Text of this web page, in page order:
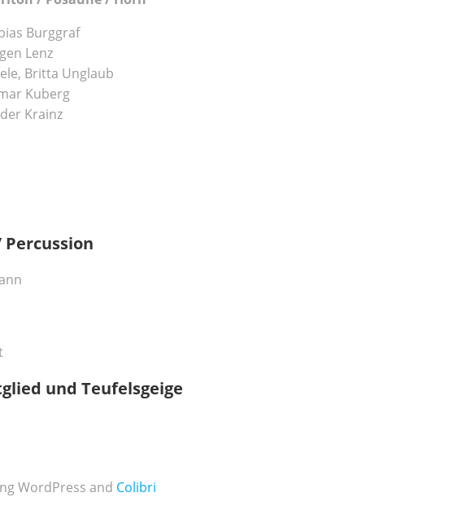
Burggraf
Lenz
Britta Unglaub
Kuberg
Krainz
Percussion
und Teufelsgeige
WordPress and Colibri